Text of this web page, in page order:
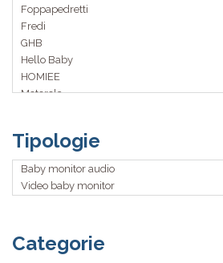
Foppapedretti
Fredi
GHB
Hello Baby
HOMIEE
Motorola
Sunluxy
USBONLINE
Tipologie
Baby monitor audio
Video baby monitor
Categorie